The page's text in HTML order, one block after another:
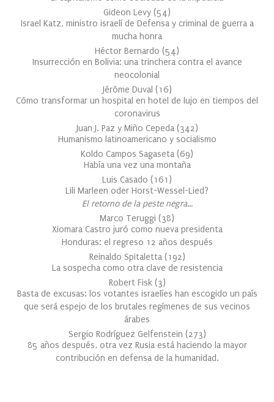
Gideon Levy (54)
Israel Katz, ministro israelí de Defensa y criminal de guerra a
mucha honra
Héctor Bernardo (54)
Insurrección en Bolivia: una trinchera contra el avance
neocolonial
Jérôme Duval (16)
Cómo transformar un hospital en hotel de lujo en tiempos del
coronavirus
Juan J. Paz y Miño Cepeda (342)
Humanismo latinoamericano y socialismo
Koldo Campos Sagaseta (69)
Había una vez una montaña
Luis Casado (161 )
Lili Marleen oder Horst-Wessel-Lied?
El retorno de la peste negra…
Marco Teruggi (38)
Xiomara Castro juró como nueva presidenta
Honduras: el regreso 12 años después
Reinaldo Spitaletta (192)
La sospecha como otra clave de resistencia
Robert Fisk (3)
Basta de excusas: los votantes israelíes han escogido un país
que será espejo de los brutales regímenes de sus vecinos
árabes
Sergio Rodríguez Gelfenstein (273)
85 años después, otra vez Rusia está haciendo la mayor
contribución en defensa de la humanidad.